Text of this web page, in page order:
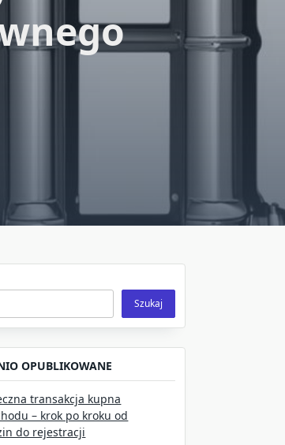
Szukaj
OPUBLIKOWANE
transakcja kupna
– krok po kroku od
do rejestracji